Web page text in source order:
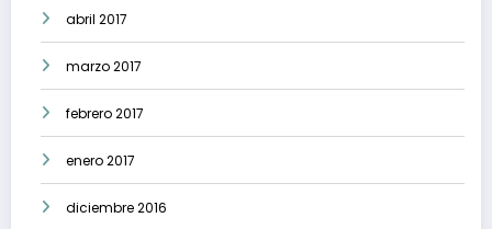
abril 2017
marzo 2017
febrero 2017
enero 2017
diciembre 2016